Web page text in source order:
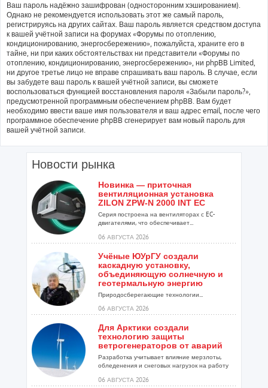
Ваш пароль надёжно зашифрован (односторонним хэшированием).
Однако не рекомендуется использовать этот же самый пароль,
регистрируясь на других сайтах. Ваш пароль является средством доступа
к вашей учётной записи на форумах «Форумы по отоплению,
кондиционированию, энергосбережению», пожалуйста, храните его в
тайне, ни при каких обстоятельствах ни представители «Форумы по
отоплению, кондиционированию, энергосбережению», ни phpBB Limited,
ни другое третье лицо не вправе спрашивать ваш пароль. В случае, если
вы забудете ваш пароль к вашей учётной записи, вы сможете
воспользоваться функцией восстановления пароля «Забыли пароль?»,
предусмотренной программным обеспечением phpBB. Вам будет
необходимо ввести ваше имя пользователя и ваш адрес email, после чего
программное обеспечение phpBB сгенерирует вам новый пароль для
вашей учётной записи.
Новости рынка
Новинка — приточная
вентиляционная установка
ZILON ZPW-N 2000 INT EC
Серия построена на вентиляторах с EC-
двигателями, что обеспечивает...
06 АВГУСТА 2026
Учёные ЮУрГУ создали
каскадную установку,
объединяющую солнечную и
геотермальную энергию
Природосберегающие технологии...
06 АВГУСТА 2026
Для Арктики создали
технологию защиты
ветрогенераторов от аварий
Разработка учитывает влияние мерзлоты,
обледенения и снеговых нагрузок на работу
06 АВГУСТА 2026